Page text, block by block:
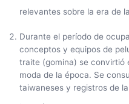
relevantes sobre la era de
Durante el período de
conceptos y equipos de
traite (gomina) se convirtió
moda de la época. Se
taiwaneses y registros de